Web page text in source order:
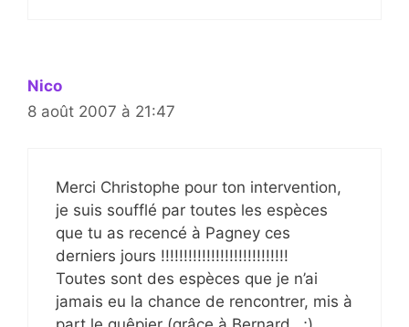
Nico
8 août 2007 à 21:47
Merci Christophe pour ton intervention,
je suis soufflé par toutes les espèces
que tu as recencé à Pagney ces
derniers jours !!!!!!!!!!!!!!!!!!!!!!!!!!!!
Toutes sont des espèces que je n’ai
jamais eu la chance de rencontrer, mis à